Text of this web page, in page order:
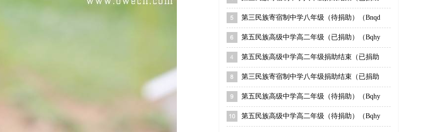
第三民族寄宿制中学八年级（待捐助）（Bnqd
第五民族高级中学高二年级（已捐助）（Bqhy
第五民族高级中学高二年级捐助结束（已捐助
第三民族寄宿制中学八年级捐助结束（已捐助
第五民族高级中学高二年级（待捐助）（Bqhy
第五民族高级中学高二年级（待捐助）（Bqhy